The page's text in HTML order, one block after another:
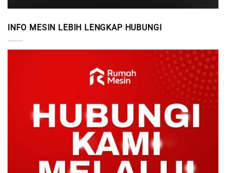
INFO MESIN LEBIH LENGKAP HUBUNGI